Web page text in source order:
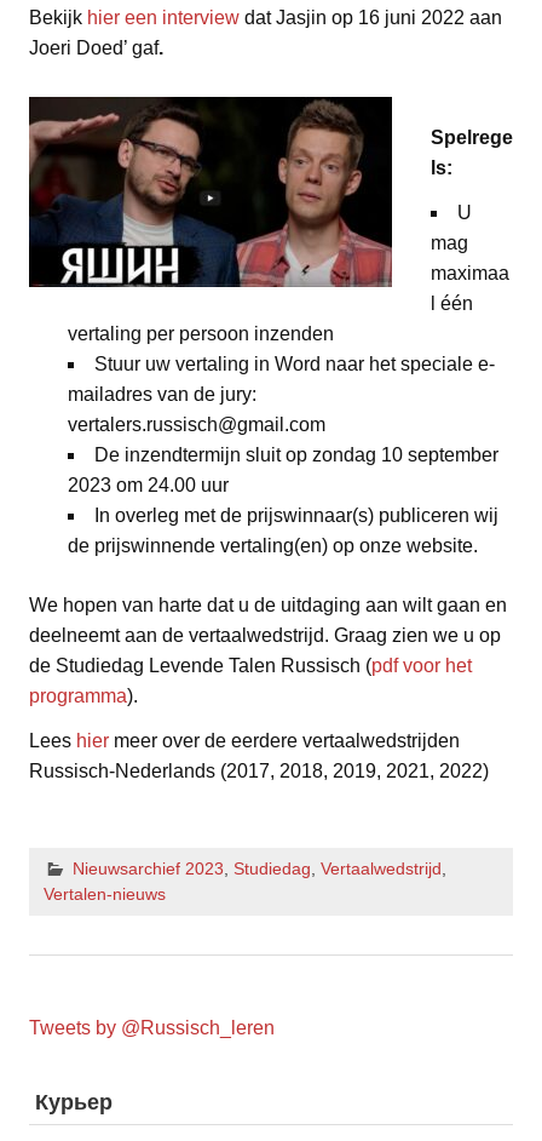
Bekijk hier een interview dat Jasjin op 16 juni 2022 aan
Joeri Doed’ gaf.
Spelrege
ls:
U
mag
maximaa
l één
vertaling per persoon inzenden
Stuur uw vertaling in Word naar het speciale e-
mailadres van de jury:
vertalers.russisch@gmail.com
De inzendtermijn sluit op zondag 10 september
2023 om 24.00 uur
In overleg met de prijswinnaar(s) publiceren wij
de prijswinnende vertaling(en) op onze website.
We hopen van harte dat u de uitdaging aan wilt gaan en
deelneemt aan de vertaalwedstrijd. Graag zien we u op
de Studiedag Levende Talen Russisch (pdf voor het
programma).
Lees hier meer over de eerdere vertaalwedstrijden
Russisch-Nederlands (2017, 2018, 2019, 2021, 2022)
Nieuwsarchief 2023 Studiedag Vertaalwedstrijd
Vertalen-nieuws
Tweets by @Russisch_leren
Курьер